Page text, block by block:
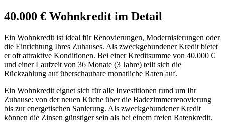
40.000 € Wohnkredit im Detail
Ein Wohnkredit ist ideal für Renovierungen, Modernisierungen oder
die Einrichtung Ihres Zuhauses. Als zweckgebundener Kredit bietet
er oft attraktive Konditionen. Bei einer Kreditsumme von 40.000 €
und einer Laufzeit von 36 Monate (3 Jahre) teilt sich die
Rückzahlung auf überschaubare monatliche Raten auf.
Ein Wohnkredit eignet sich für alle Investitionen rund um Ihr
Zuhause: von der neuen Küche über die Badezimmerrenovierung
bis zur energetischen Sanierung. Als zweckgebundener Kredit
können die Zinsen günstiger sein als bei einem freien Ratenkredit.